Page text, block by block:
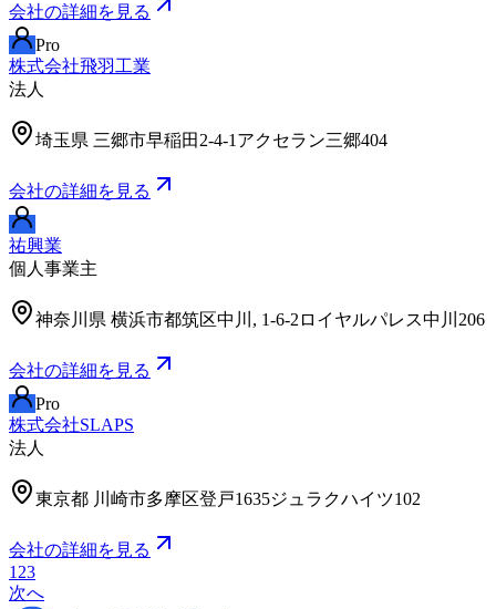
会社の詳細を見る
Pro
株式会社飛羽工業
法人
埼玉県 三郷市早稲田2-4-1アクセラン三郷404
会社の詳細を見る
祐興業
個人事業主
神奈川県 横浜市都筑区中川, 1-6-2ロイヤルパレス中川206
会社の詳細を見る
Pro
株式会社SLAPS
法人
東京都 川崎市多摩区登戸1635ジュラクハイツ102
会社の詳細を見る
1 23
次へ